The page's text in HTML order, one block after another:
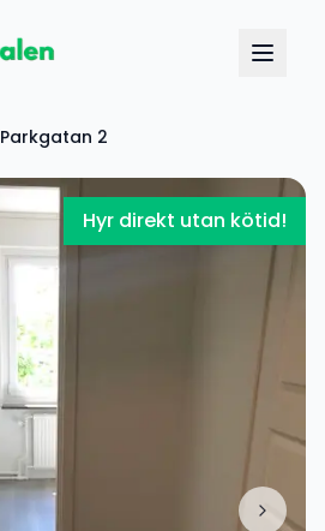
Parkgatan 2
Hyr direkt utan kötid!